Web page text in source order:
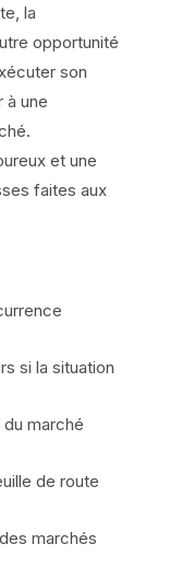
la
opportunité
son
à une
et une
faites aux
si la situation
marché
de route
marchés